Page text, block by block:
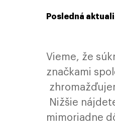
Posledná
Vieme, že
značkami
Nižšie
mimoriadne